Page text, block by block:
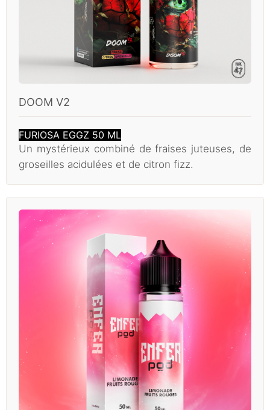
DOOM V2
FURIOSA EGGZ 50 ML
Un mystérieux combiné de fraises juteuses, de
groseilles acidulées et de citron fizz.